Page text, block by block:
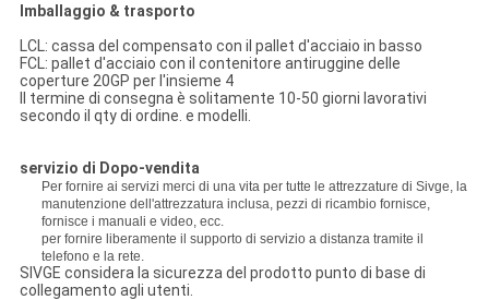
Imballaggio & trasporto
LCL: cassa del compensato con il pallet d'acciaio in basso
FCL: pallet d'acciaio con il contenitore antiruggine delle
coperture 20GP per l'insieme 4
Il termine di consegna è solitamente 10-50 giorni lavorativi
secondo il qty di ordine. e modelli.
servizio di Dopo-vendita
Per fornire ai servizi merci di una vita per tutte le attrezzature di Sivge, la
manutenzione dell'attrezzatura inclusa, pezzi di ricambio fornisce,
fornisce i manuali e video, ecc.
per fornire liberamente il supporto di servizio a distanza tramite il
telefono e la rete.
SIVGE considera la sicurezza del prodotto punto di base di
collegamento agli utenti.